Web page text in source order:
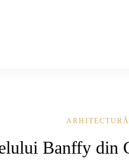
ARHITECTURĂ
Banffy din